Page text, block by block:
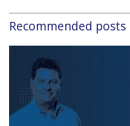
Recommended posts